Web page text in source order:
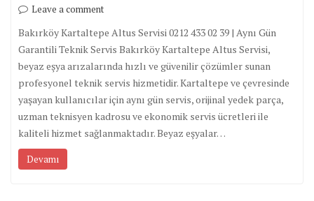
Leave a comment
Bakırköy Kartaltepe Altus Servisi 0212 433 02 39 | Aynı Gün
Garantili Teknik Servis Bakırköy Kartaltepe Altus Servisi,
beyaz eşya arızalarında hızlı ve güvenilir çözümler sunan
profesyonel teknik servis hizmetidir. Kartaltepe ve çevresinde
yaşayan kullanıcılar için aynı gün servis, orijinal yedek parça,
uzman teknisyen kadrosu ve ekonomik servis ücretleri ile
kaliteli hizmet sağlanmaktadır. Beyaz eşyalar…
Devamı